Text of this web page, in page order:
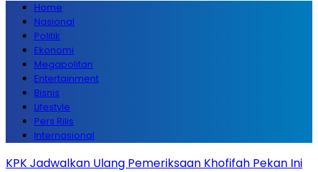
Home
Nasional
Politik
Ekonomi
Megapolitan
Entertainment
Bisnis
Lifestyle
Pers Rilis
Internasional
KPK Jadwalkan Ulang Pemeriksaan Khofifah Pekan Ini